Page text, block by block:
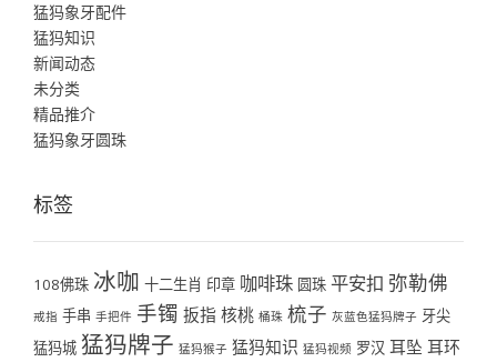
猛犸象牙配件
猛犸知识
新闻动态
未分类
精品推介
猛犸象牙圆珠
标签
108佛珠 冰咖 十二生肖 印章 咖啡珠 圆珠 平安扣 弥勒佛
戒指 手串 手把件 手镯 扳指 核桃 桶珠 梳子 灰蓝色猛犸牌子 牙尖
猛犸城 猛犸牌子 猛犸猴子 猛犸知识 猛犸视频 罗汉 耳坠 耳环